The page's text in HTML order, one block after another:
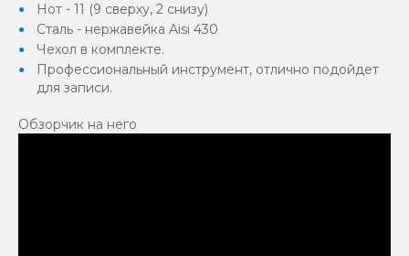
Нот - 11 (9 сверху, 2 снизу)
Сталь - нержавейка Aisi 430
Чехол в комплекте.
Профессиональный инструмент, отлично подойдет
для записи.
Обзорчик на него